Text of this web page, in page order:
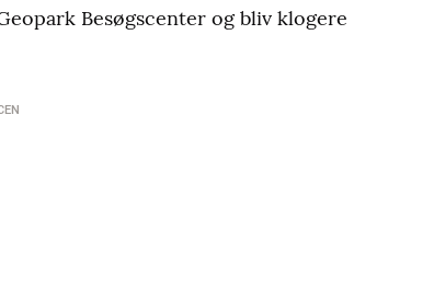
Besøgscenter og bliv klogere